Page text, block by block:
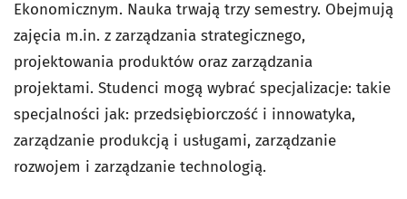
Ekonomicznym. Nauka trwają trzy semestry. Obejmują
zajęcia m.in. z zarządzania strategicznego,
projektowania produktów oraz zarządzania
projektami. Studenci mogą wybrać specjalizacje: takie
specjalności jak: przedsiębiorczość i innowatyka,
zarządzanie produkcją i usługami, zarządzanie
rozwojem i zarządzanie technologią.